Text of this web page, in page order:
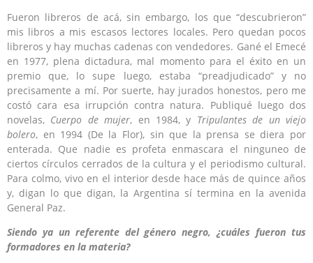
Fueron libreros de acá, sin embargo, los que “descubrieron”
mis libros a mis escasos lectores locales. Pero quedan pocos
libreros y hay muchas cadenas con vendedores. Gané el Emecé
en 1977, plena dictadura, mal momento para el éxito en un
premio que, lo supe luego, estaba “preadjudicado” y no
precisamente a mí. Por suerte, hay jurados honestos, pero me
costó cara esa irrupción contra natura. Publiqué luego dos
novelas, Cuerpo de mujer, en 1984, y Tripulantes de un viejo
bolero, en 1994 (De la Flor), sin que la prensa se diera por
enterada. Que nadie es profeta enmascara el ninguneo de
ciertos círculos cerrados de la cultura y el periodismo cultural.
Para colmo, vivo en el interior desde hace más de quince años
y, digan lo que digan, la Argentina sí termina en la avenida
General Paz.
Siendo ya un referente del género negro, ¿cuáles fueron tus
formadores en la materia?